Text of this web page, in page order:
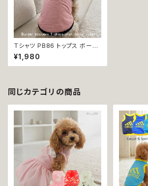
Ｔシャツ PB86 トップス ボーダ
ー セーラー マリン レッド ブラッ
ク ドット 水玉 犬 猫 ペット 服 犬
服 猫服 犬の服 猫の服 返品交
¥1,980
同じカテゴリの商品